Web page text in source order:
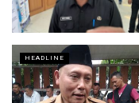
HEADLINE